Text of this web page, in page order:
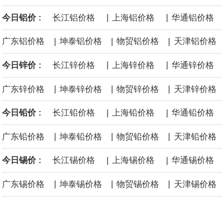
供支撑，同时投资者正等待美国非农就业数据，以寻找美国利率前
景的线索。StoneX高级分析师马特·辛普森表示，中东和平前景改善
令市场通胀预期下降，推动黄金价格从此前持续数周、位于4000美
元上方的盘整区间中进一步上涨。
必和必拓港口联合工会：必和必拓西澳大利亚铁矿石业务的工人已
通知，将于8月9日实施24小时停工。
今日铝价 : 长江铝价格 上海铝价格 华通铝价格
广东铝价格 | 坤泰铝价格 | 物贸铝价格 | 天津铝价格
今日锌价 : 长江锌价格 上海锌价格 华通锌价格
广东锌价格 | 坤泰锌价格 | 物贸锌价格 | 天津锌价格
今日铅价 : 长江铅价格 | 上海铅价格 | 华通铅价格
广东铅价格 坤泰铅价格 物贸铅价格 天津铅价格
今日锡价 : 长江锡价格 | 上海锡价格 | 华通锡价格
广东锡价格 坤泰锡价格 物贸锡价格 天津锡价格